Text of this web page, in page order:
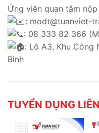
Ứng viên quan tâm
: modt@tuanviet-
: 08 333 82 366
: Lô A3, Khu Công
Bình
TUYỂN DỤNG